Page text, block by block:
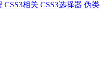
CSS3相关 CSS3选择器 伪类